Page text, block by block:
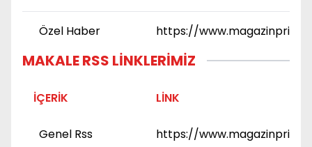
Özel Haber https://
MAKALE RSS LINKLERIMIZ
İÇERIK LINK
Genel Rss https://